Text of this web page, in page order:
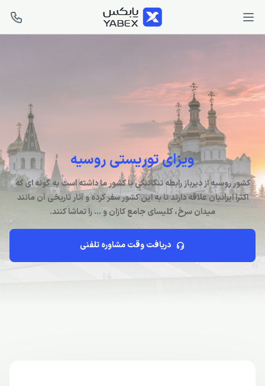
ویزای توریستی روسیه
کشور روسیه از دیرباز رابطه تنگاتنگی با کشور ما داشته است به گونه ای که
اکثرا ایرانیان علاقه دارند تا به این کشور سفر کرده و آثار تاریخی آن مانند
میدان سرخ، کلیسای جامع کازان و ... را تماشا کنند.
دریافت وقت مشاوره تلفنی